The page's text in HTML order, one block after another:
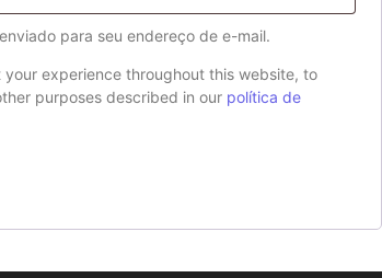
para seu endereço de e-mail.
experience throughout this website, to
purposes described in our política de